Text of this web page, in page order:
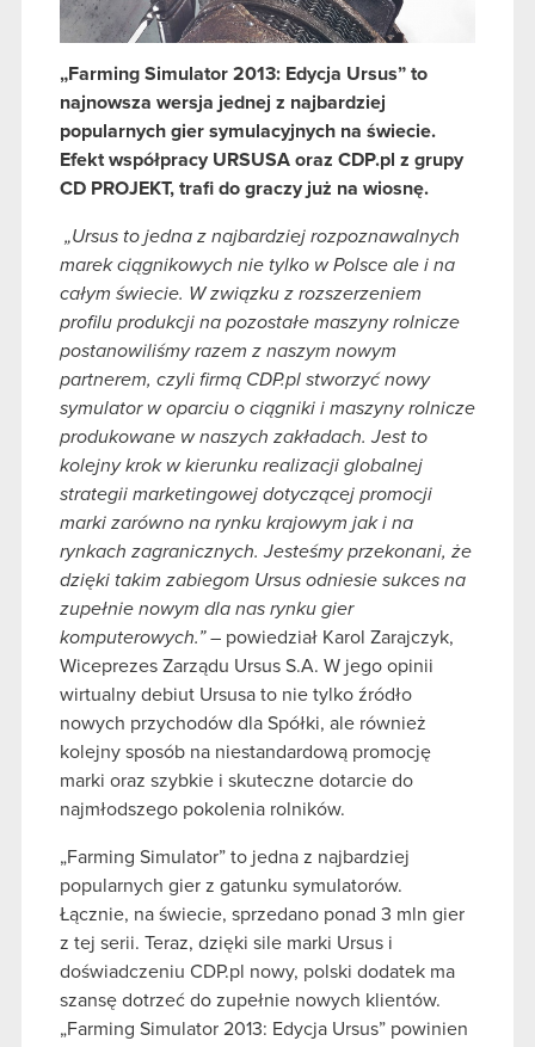
„Farming Simulator 2013: Edycja Ursus” to
najnowsza wersja jednej z najbardziej
popularnych gier symulacyjnych na świecie.
Efekt współpracy URSUSA oraz CDP.pl z grupy
CD PROJEKT, trafi do graczy już na wiosnę.
„Ursus to jedna z najbardziej rozpoznawalnych
marek ciągnikowych nie tylko w Polsce ale i na
całym świecie. W związku z rozszerzeniem
profilu produkcji na pozostałe maszyny rolnicze
postanowiliśmy razem z naszym nowym
partnerem, czyli firmą CDP.pl stworzyć nowy
symulatorw oparciu o ciągniki i maszyny rolnicze
produkowane w naszych zakładach. Jest to
kolejny krok w kierunku realizacji globalnej
strategii marketingowej dotyczącej promocji
marki zarówno na rynku krajowym jak i na
rynkach zagranicznych. Jesteśmy przekonani, że
dzięki takim zabiegom Ursus odniesie sukces na
zupełnie nowym dla nas rynku gier
komputerowych.”– powiedział Karol Zarajczyk,
Wiceprezes Zarządu Ursus S.A. W jego opinii
wirtualny debiut Ursusa to nie tylko źródło
nowych przychodów dla Spółki, ale również
kolejny sposób na niestandardową promocję
marki oraz szybkie i skuteczne dotarcie do
najmłodszego pokolenia rolników.
„Farming Simulator” to jedna z najbardziej
popularnych gier z gatunku symulatorów.
Łącznie, na świecie, sprzedano ponad 3 mln gier
z tej serii. Teraz, dzięki sile marki Ursus i
doświadczeniu CDP.pl nowy, polski dodatek ma
szansę dotrzeć do zupełnie nowych klientów.
„Farming Simulator 2013: Edycja Ursus” powinien